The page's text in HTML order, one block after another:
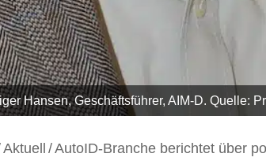
Hansen, Geschäftsführer, AIM-D. Quelle:
Aktuell /AutoID-Branche berichtet über